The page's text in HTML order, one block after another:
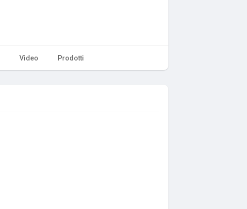
Video Prodotti